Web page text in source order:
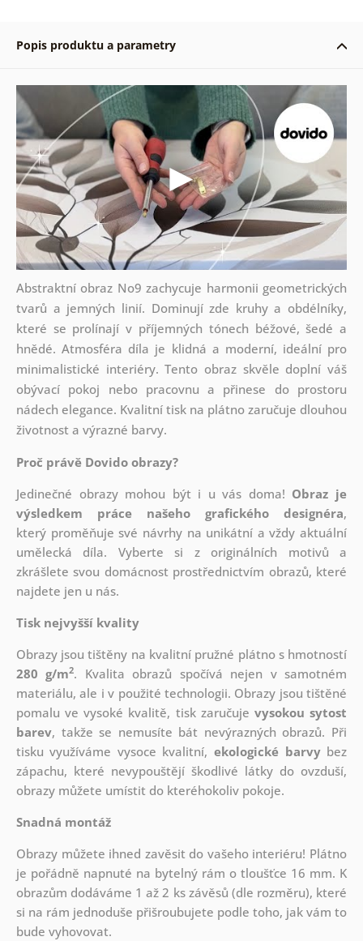
Popis produktu a parametry
Abstraktní obraz No9 zachycuje harmonii geometrických
tvarů a jemných linií. Dominují zde kruhy a obdélníky,
které se prolínají v příjemných tónech béžové, šedé a
hnědé. Atmosféra díla je klidná a moderní, ideální pro
minimalistické interiéry. Tento obraz skvěle doplní váš
obývací pokoj nebo pracovnu a přinese do prostoru
nádech elegance. Kvalitní tisk na plátno zaručuje dlouhou
životnost a výrazné barvy.
Proč právě Dovido obrazy?
Jedinečné obrazy mohou být i u vás doma! Obraz je
výsledkem práce našeho grafického designéra,
který proměňuje své návrhy na unikátní a vždy aktuální
umělecká díla. Vyberte si z originálních motivů a
zkrášlete svou domácnost prostřednictvím obrazů, které
najdete jen u nás.
Tisk nejvyšší kvality
Obrazy jsou tištěny na kvalitní pružné plátno s hmotností
280 g/m2. Kvalita obrazů spočívá nejen v samotném
materiálu, ale i v použité technologii. Obrazy jsou tištěné
pomalu ve vysoké kvalitě, tisk zaručuje vysokou sytost
barev, takže se nemusíte bát nevýrazných obrazů. Při
tisku využíváme vysoce kvalitní,ekologické barvybez
zápachu, které nevypouštějí škodlivé látky do ovzduší,
obrazy můžete umístit do kteréhokoliv pokoje.
Snadná montáž
Obrazy můžete ihned zavěsit do vašeho interiéru! Plátno
je pořádně napnuté na bytelný rám o tloušťce 16 mm. K
obrazům dodáváme 1 až 2 ks závěsů (dle rozměru), které
si na rám jednoduše přišroubujete podle toho, jak vám to
bude vyhovovat.